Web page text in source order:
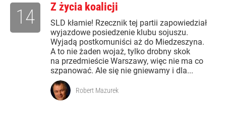
Z życia koalicji
SLD kłamie! Rzecznik tej partii zapowiedział
wyjazdowe posiedzenie klubu sojuszu.
Wyjadą postkomuniści aż do Miedzeszyna.
A to nie żaden wojaż, tylko drobny skok
na przedmieście Warszawy, więc nie ma co
szpanować. Ale się nie gniewamy i dla...
14
Robert Mazurek